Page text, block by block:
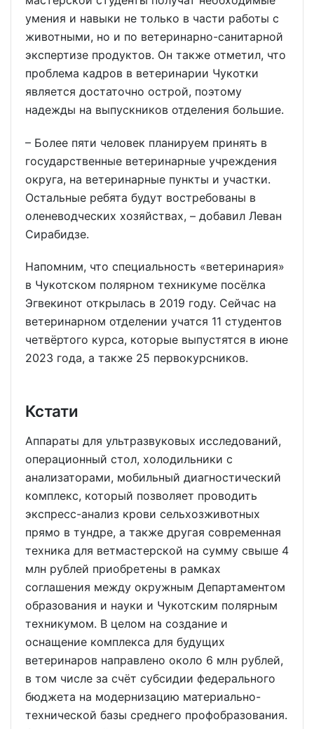
умения и навыки не только в части работы с
животными, но и по ветеринарно-санитарной
экспертизе продуктов. Он также отметил, что
проблема кадров в ветеринарии Чукотки
является достаточно острой, поэтому
надежды на выпускников отделения большие.
– Более пяти человек планируем принять в
государственные ветеринарные учреждения
округа, на ветеринарные пункты и участки.
Остальные ребята будут востребованы в
оленеводческих хозяйствах, – добавил Леван
Сирабидзе.
Напомним, что специальность «ветеринария»
в Чукотском полярном техникуме посёлка
Эгвекинот открылась в 2019 году. Сейчас на
ветеринарном отделении учатся 11 студентов
четвёртого курса, которые выпустятся в июне
2023 года, а также 25 первокурсников.
Кстати
Аппараты для ультразвуковых исследований,
операционный стол, холодильники с
анализаторами, мобильный диагностический
комплекс, который позволяет проводить
экспресс-анализ крови сельхозживотных
прямо в тундре, а также другая современная
техника для ветмастерской на сумму свыше 4
млн рублей приобретены в рамках
соглашения между окружным Департаментом
образования и науки и Чукотским полярным
техникумом. В целом на создание и
оснащение комплекса для будущих
ветеринаров направлено около 6 млн рублей,
в том числе за счёт субсидии федерального
бюджета на модернизацию материально-
технической базы среднего профобразования.